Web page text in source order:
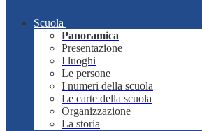
Scuola
Panoramica
Presentazione
I luoghi
Le persone
I numeri della scuola
Le carte della scuola
Organizzazione
La storia